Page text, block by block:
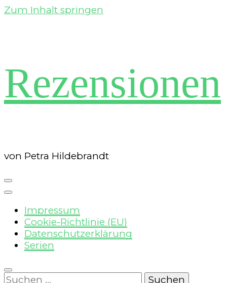
Zum Inhalt springen
Rezensionen
von Petra Hildebrandt
Impressum
Cookie-Richtlinie (EU)
Datenschutzerklärung
Serien
Suchen